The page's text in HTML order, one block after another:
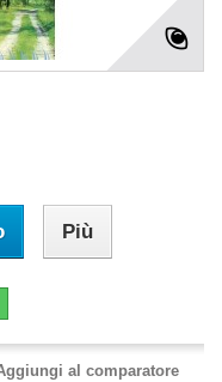
Più
al comparatore